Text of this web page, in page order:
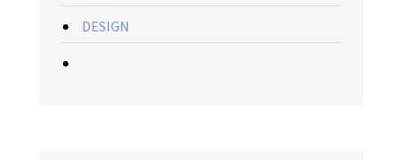
DESIGN